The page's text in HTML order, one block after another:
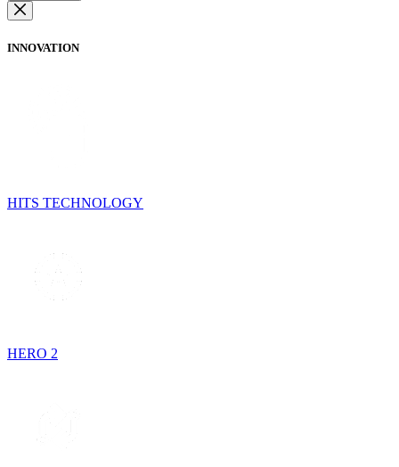
INNOVATION
HITS TECHNOLOGY
HERO 2